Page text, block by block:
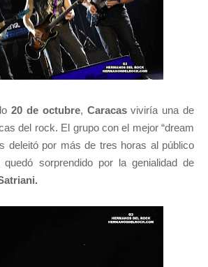
20 de octubre, Caracasviviría una de
del rock. El grupo con el mejor “dream
deleitó por más de tres horas al público
sorprendido por la genialidad de